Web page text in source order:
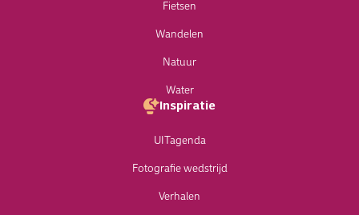
Fietsen
Wandelen
Natuur
Water
Inspiratie
UITagenda
Fotografie wedstrijd
Verhalen